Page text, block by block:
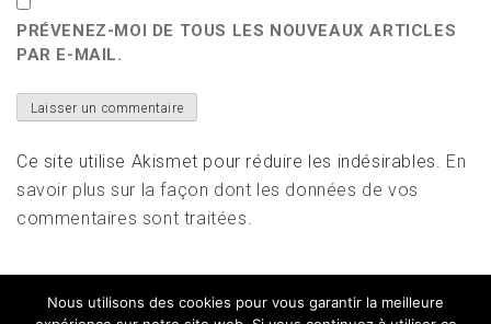
PRÉVENEZ-MOI DE TOUS LES NOUVEAUX ARTICLES
PAR E-MAIL.
Ce site utilise Akismet pour réduire les indésirables. En
savoir plus sur la façon dont les données de vos
commentaires sont traitées
Nous utilisons des cookies pour vous garantir la meilleure